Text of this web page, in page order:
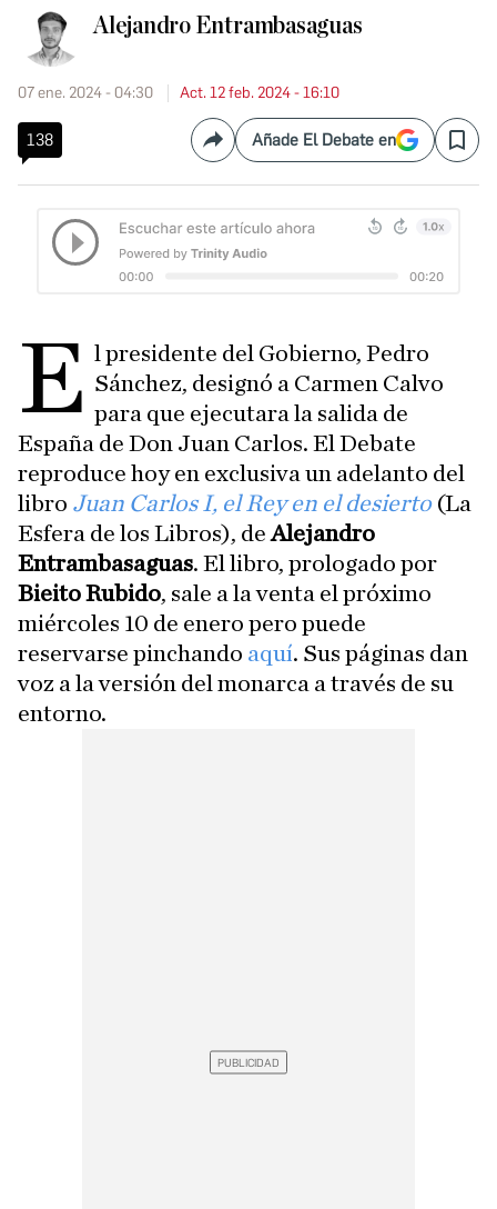
Alejandro Entrambasaguas
07 ene. 2024 - 04:30 Act. 12 feb. 2024 - 16:10
138 CompartirAñade El Debate en Save
E l presidente del Gobierno, Pedro
Sánchez, designó a Carmen Calvo
para que ejecutara la salida de
España de Don Juan Carlos. El Debate
reproduce hoy en exclusiva un adelanto del
libro Juan Carlos I, el Rey en el desierto(La
Esfera de los Libros), deAlejandro
Entrambasaguas. El libro, prologado por
Bieito Rubido, sale a la venta el próximo
miércoles 10 de enero pero puede
reservarse pinchando aquí. Sus páginas dan
voz a la versión del monarca a través de su
entorno.